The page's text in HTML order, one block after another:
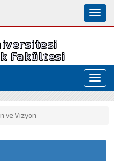
Üniversitesi
Fakültesi
ve Vizyon